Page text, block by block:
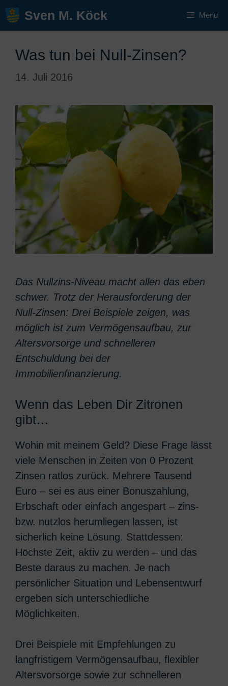
Zum
Inhalt Sven M. Köck Menu
Was tun bei Null-Zinsen?
14. Juli 2016
Das Nullzins-Niveau macht allen das eben
schwer. Trotz der Herausforderung der
Null-Zinsen: Drei Beispiele zeigen, was
möglich ist zum Vermögensaufbau, zur
Altersvorsorge und schnelleren
Entschuldung bei der
Immobilienfinanzierung.
Wenn das Leben Dir Zitronen
gibt…
Wohin mit meinem Geld? Diese Frage lässt
viele Menschen in Zeiten von 0 Prozent
Zinsen ratlos zurück. Mehrere Tausend
Euro – sei es aus einer Bonuszahlung,
Erbschaft oder einfach angespart – zins-
bzw. nutzlos herumliegen lassen, ist
sicherlich keine Lösung. Stattdessen:
Höchste Zeit, aktiv zu werden – und das
Beste daraus zu machen. Je nach
persönlicher Situation und Lebensentwurf
ergeben sich unterschiedliche
Möglichkeiten.
Drei Beispiele mit Empfehlungen zu
langfristigem Vermögensaufbau, flexibler
Altersvorsorge sowie zur schnelleren